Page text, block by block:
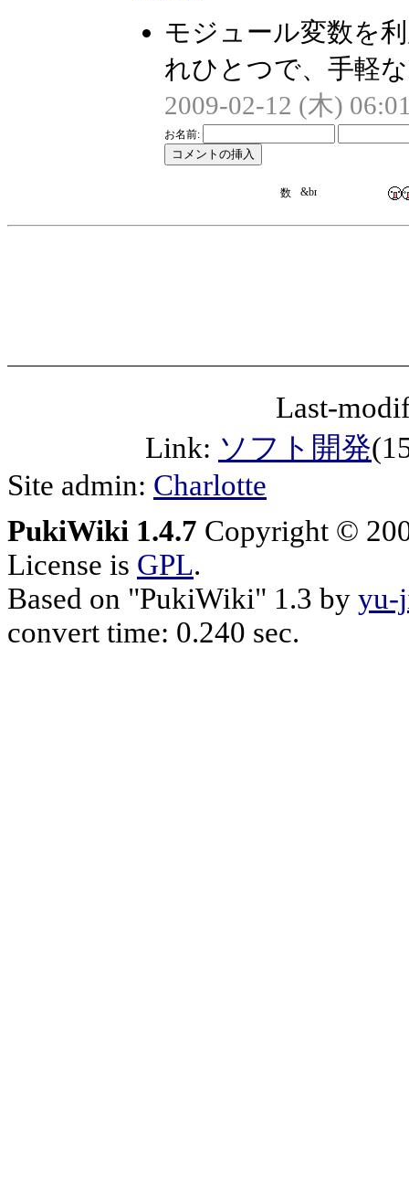
モジュール変数を
れひとつで、手軽
2009-02-12 (木)
お名前:
Last-
Link: ソフト開発
Site admin: Charlotte
PukiWiki 1.4.7 Copyright ©
License is GPL.
Based on "PukiWiki" 1.3 by yu-
convert time: 0.240 sec.